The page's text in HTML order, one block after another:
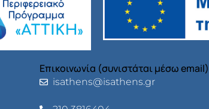
Επικοινωνία (συνιστάται μέσω email)
isathens@isathens.gr